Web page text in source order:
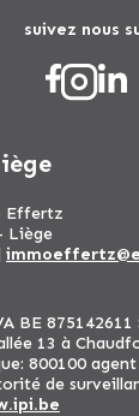
suivez nous
Effertz
Liège
BE
13 à
800100
de